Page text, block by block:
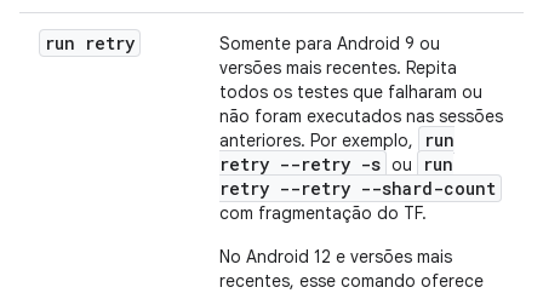
run retry
Somente para Android 9 ou
versões mais recentes. Repita
todos os testes que falharam ou
não foram executados nas sessões
anteriores. Por exemplo,
run
retry --retry -s ou
run
retry --retry --shard-count
com fragmentação do TF.
No Android 12 e versões mais
recentes, esse comando oferece